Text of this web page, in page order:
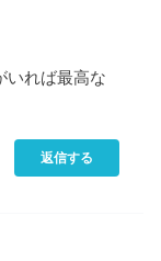
いれば最高な
返信する